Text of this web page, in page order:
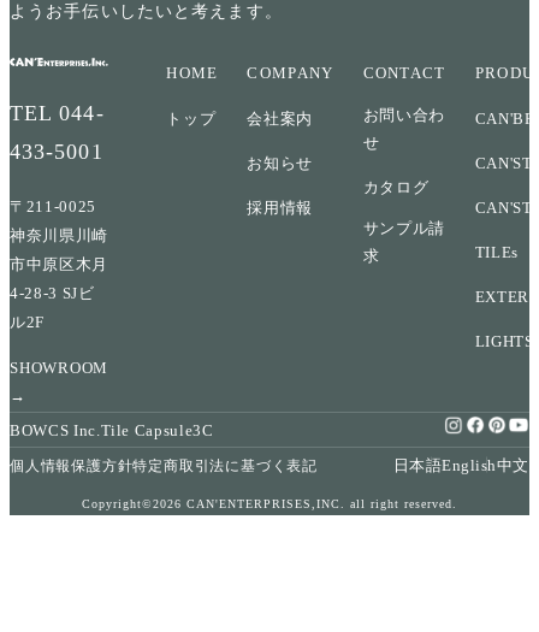
ようお手伝いしたいと考えます。
TEL044-
433-5001
〒211-0025
神奈川県川崎
市中原区木月
4-28-3 SJビ
ル2F
SHOWROOM
→
HOME
トップ
COMPANY
会社案内
お知らせ
採用情報
CONTACT
お問い合わ
せ
カタログ
サンプル請
求
TILEs
LIGHTS
BOWCS Inc.Tile Capsule3C
個人情報保護方針特定商取引法に基づく表記 日本語English中文
Copyright©2026 CAN'ENTERPRISES,INC. all right reserved.